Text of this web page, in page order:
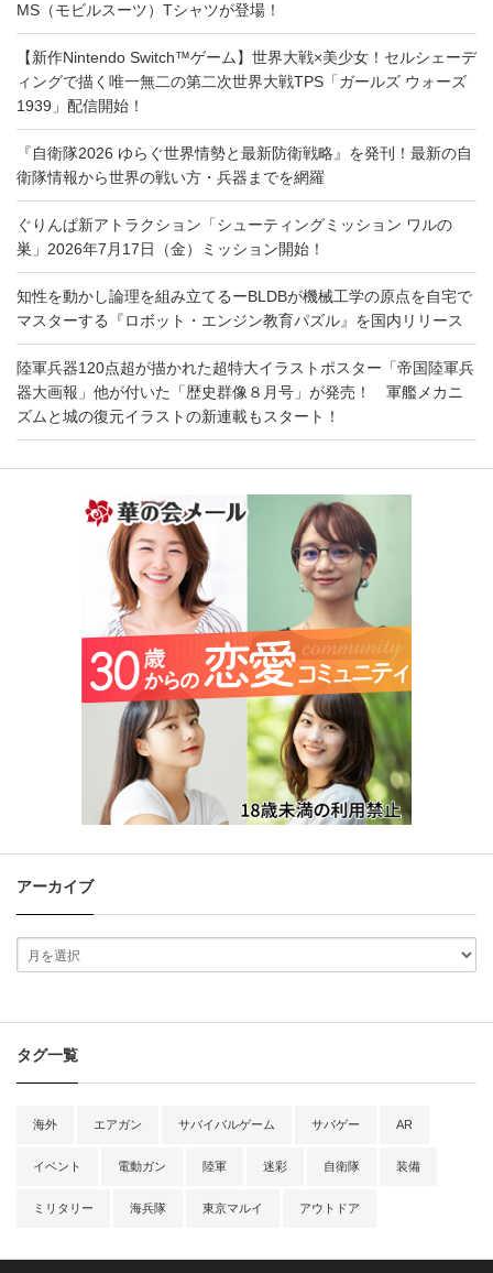
MS（モビルスーツ）Tシャツが登場！
【新作Nintendo Switch™ゲーム】世界大戦×美少女！セルシェーデ
ィングで描く唯一無二の第二次世界大戦TPS「ガールズ ウォーズ
1939」配信開始！
『自衛隊2026 ゆらぐ世界情勢と最新防衛戦略』を発刊！最新の自
衛隊情報から世界の戦い方・兵器までを網羅
ぐりんぱ新アトラクション「シューティングミッション ワルの
巣」2026年7月17日（金）ミッション開始！
知性を動かし論理を組み立てるーBLDBが機械工学の原点を自宅で
マスターする『ロボット・エンジン教育パズル』を国内リリース
陸軍兵器120点超が描かれた超特大イラストポスター「帝国陸軍兵
器大画報」他が付いた「歴史群像８月号」が発売！ 軍艦メカニ
ズムと城の復元イラストの新連載もスタート！
アーカイブ
タグ一覧
海外 エアガン サバイバルゲーム サバゲー AR
イベント 電動ガン 陸軍 迷彩 自衛隊 装備
ミリタリー 海兵隊 東京マルイ アウトドア